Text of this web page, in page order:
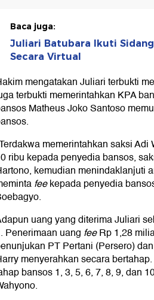
Baca juga:
Juliari Batubara Ikuti
Secara Virtual
mengatakan Juliari terbukti
terbukti memerintahkan KPA
Matheus Joko Santoso
memerintahkan saksi
ribu kepada penyedia bansos,
kemudian menindaklanjuti
feekepada penyedia
uang yang diterima Juliari
Penerimaan uang feeRp 1,28
PT Pertani (Persero)
menyerahkan secara
bansos 1, 3, 5, 6, 7, 8, 9, dan